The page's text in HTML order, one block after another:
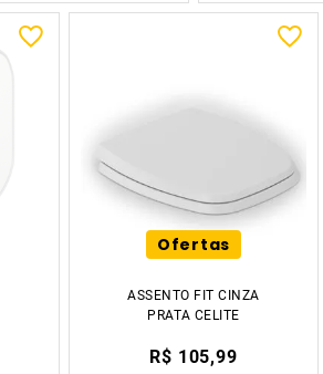
Ofertas
ASSENTO FIT CINZA
PRATA CELITE
R$ 105,99